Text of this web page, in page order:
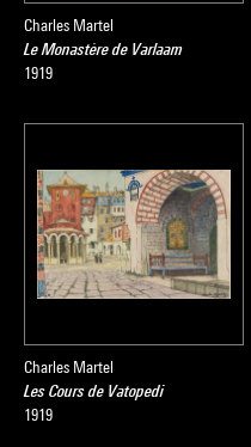
Charles Martel
Le Monastère de Varlaam
1919
Charles Martel
Les Cours de Vatopedi
1919